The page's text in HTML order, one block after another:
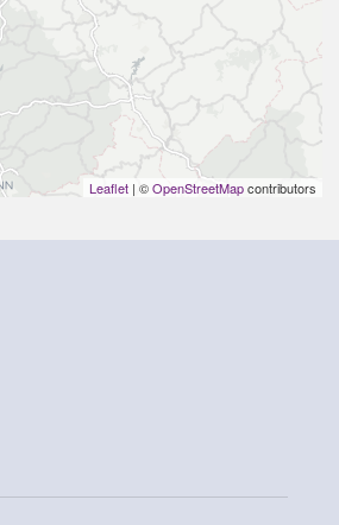
Leaflet | ©OpenStreetMapcontributors